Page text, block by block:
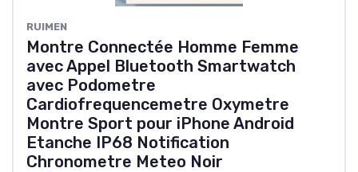
‎RUIMEN
Montre Connectée Homme Femme
avec Appel Bluetooth Smartwatch
avec Podometre
Cardiofrequencemetre Oxymetre
Montre Sport pour iPhone Android
Etanche IP68 Notification
Chronometre Meteo Noir